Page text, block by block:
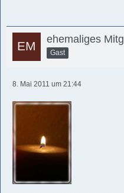
ehemaliges
Gast
8. Mai 2011 um 21:44